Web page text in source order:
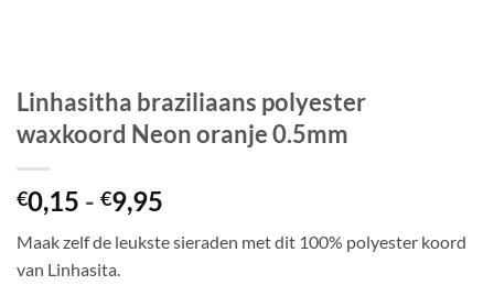
Linhasitha braziliaans polyester
waxkoord Neon oranje 0.5mm
€0,15 - €9,95
tot
Maak zelf de leukste sieraden met dit 100% polyester koord
van Linhasita.